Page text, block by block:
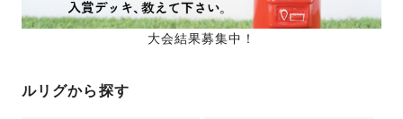
大会結果募集中！
ルリグから探す